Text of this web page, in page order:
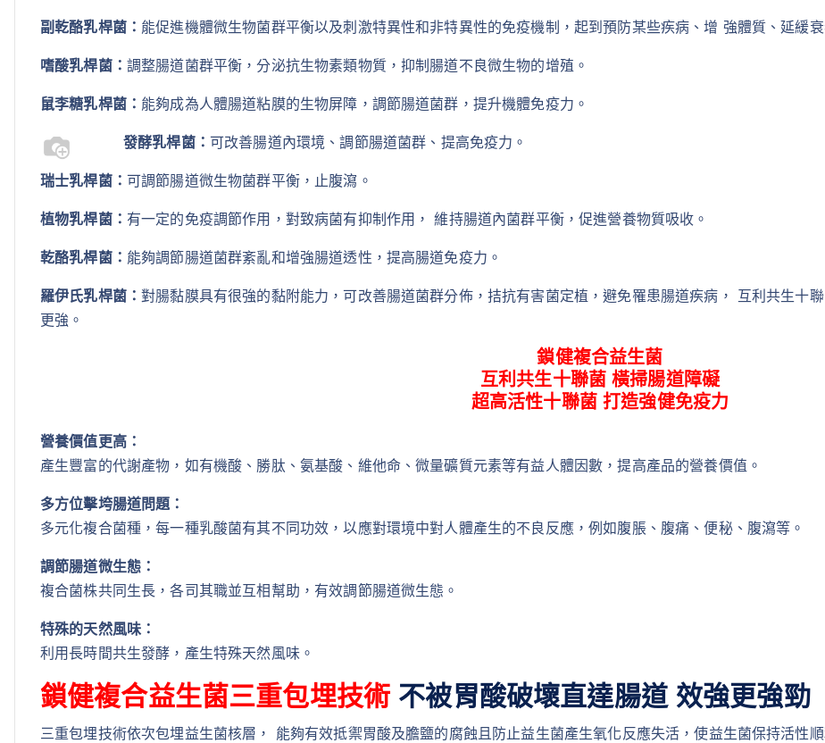
副乾酪乳桿菌： 能促進機體微生物菌群平衡以及刺激特異性和非特異性的免疫機制，起到預防某些疾病、增 強體質、延緩衰
嗜酸乳桿菌： 調整腸道菌群平衡，分泌抗生物素類物質，抑制腸道不良微生物的增殖。
鼠李糖乳桿菌： 能夠成為人體腸道粘膜的生物屏障，調節腸道菌群，提升機體免疫力。
發酵乳桿菌： 可改善腸道內環境、調節腸道菌群、提高免疫力。
瑞士乳桿菌： 可調節腸道微生物菌群平衡，止腹瀉。
植物乳桿菌： 有一定的免疫調節作用，對致病菌有抑制作用， 維持腸道內菌群平衡，促進營養物質吸收。
乾酪乳桿菌： 能夠調節腸道菌群紊亂和增強腸道透性，提高腸道免疫力。
羅伊氏乳桿菌：對腸黏膜具有很強的黏附能力，可改善腸道菌群分佈，拮抗有害菌定植，避免罹患腸道疾病， 互利共生十
更強。
鎖健複合益生菌
互利共生十聯菌 橫掃腸道障礙
超高活性十聯菌 打造強健免疫力
營養價值更高：
產生豐富的代謝產物，如有機酸、勝肽、氨基酸、維他命、微量礦質元素等有益人體因數，提高產品的營養價值。
多方位擊垮腸道問題：
多元化複合菌種，每一種乳酸菌有其不同功效，以應對環境中對人體產生的不良反應，例如腹脹、腹痛、便秘、腹瀉等。
調節腸道微生態：
複合菌株共同生長，各司其職並互相幫助，有效調節腸道微生態。
特殊的天然風味：
利用長時間共生發酵，產生特殊天然風味。
鎖健複合益生菌三重包埋技術 不被胃酸破壞直達腸道 效強更強勁
三重包埋技術依次包埋益生菌核層， 能夠有效抵禦胃酸及膽鹽的腐蝕且防止益生菌產生氧化反應失活，使益生菌保持活性